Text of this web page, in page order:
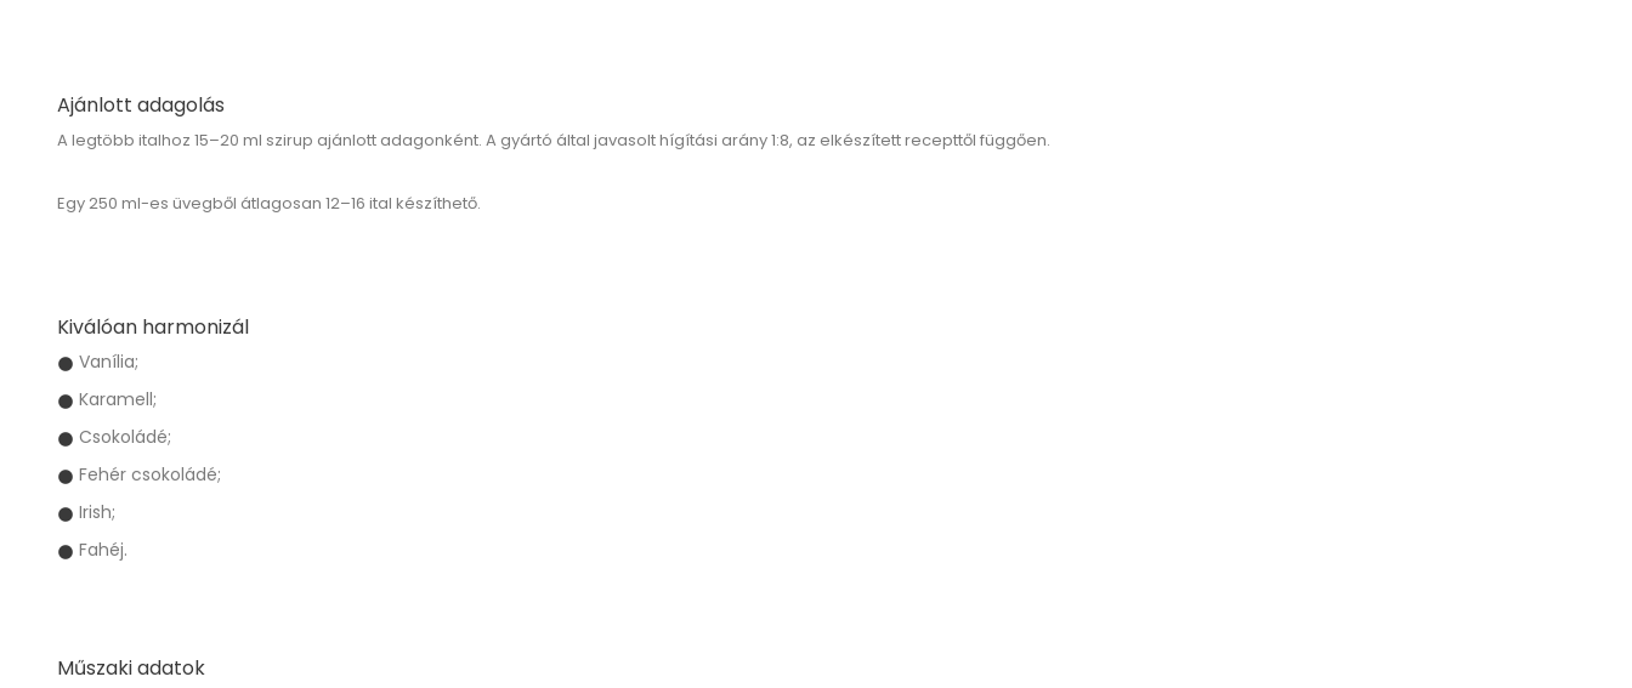
Ajánlott adagolás
A legtöbb italhoz 15–20 ml szirup ajánlott adagonként. A gyártó által javasolt hígítási arány1:8, az elkészített recepttől függően.
Egy 250 ml-es üvegből átlagosan 12–16 ital készíthető.
Kiválóan harmonizál
Vanília;
Karamell;
Csokoládé;
Fehér csokoládé;
Irish;
Fahéj.
Műszaki adatok